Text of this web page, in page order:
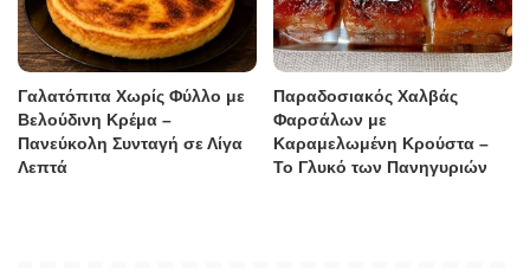
Γαλατόπιτα Χωρίς Φύλλο με
Βελούδινη Κρέμα –
Πανεύκολη Συνταγή σε Λίγα
Λεπτά
Παραδοσιακός Χαλβάς
Φαρσάλων με
Καραμελωμένη Κρούστα –
Το Γλυκό των Πανηγυριών